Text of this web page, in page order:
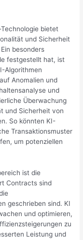
bietet
und Sicherheit
besonders
festgestellt hat, ist
Algorithmen
Anomalien und
und
Überwachung
und Sicherheit von
So könnten KI-
Transaktionsmuster
um potenziellen
ist die
Contracts sind
geschrieben sind. KI
und optimieren,
zu
Leistung und